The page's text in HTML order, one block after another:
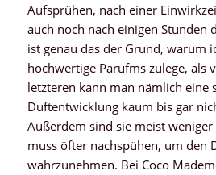
Aufsprühen, nach einer
auch noch nach einigen Stunden
ist genau das der Grund, warum
hochwertige Parufms zulege, als
letzteren kann man nämlich eine
Duftentwicklung kaum bis gar
Außerdem sind sie meist
muss öfter nachspühen, um den
wahrzunehmen. Bei Coco